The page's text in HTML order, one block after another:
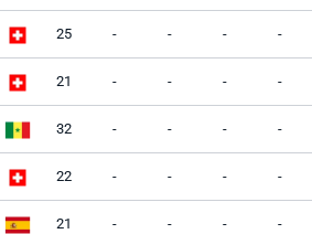
25 - - - -
21 - - - -
32 - - - -
22 - - - -
21 - - - -